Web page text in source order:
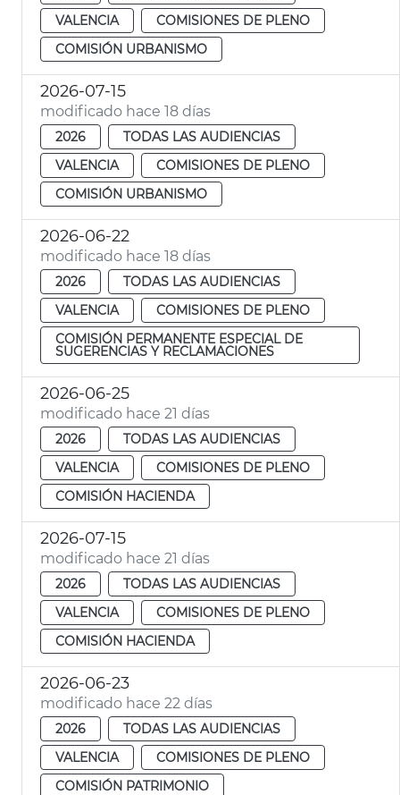
VALENCIA
COMISIONES DE PLENO
COMISIÓN URBANISMO
2026-07-15
modificado hace 18 días
2026
TODAS LAS AUDIENCIAS
VALENCIA
COMISIONES DE PLENO
COMISIÓN URBANISMO
2026-06-22
modificado hace 18 días
2026
TODAS LAS AUDIENCIAS
VALENCIA
COMISIONES DE PLENO
COMISIÓN PERMANENTE ESPECIAL DE
SUGERENCIAS Y RECLAMACIONES
2026-06-25
modificado hace 21 días
2026
TODAS LAS AUDIENCIAS
VALENCIA
COMISIONES DE PLENO
COMISIÓN HACIENDA
2026-07-15
modificado hace 21 días
2026
TODAS LAS AUDIENCIAS
VALENCIA
COMISIONES DE PLENO
COMISIÓN HACIENDA
2026-06-23
modificado hace 22 días
2026
TODAS LAS AUDIENCIAS
VALENCIA
COMISIONES DE PLENO
COMISIÓN PATRIMONIO